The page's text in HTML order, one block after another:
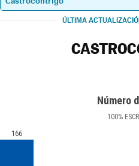
ÚLTIMA
Número
100%
166